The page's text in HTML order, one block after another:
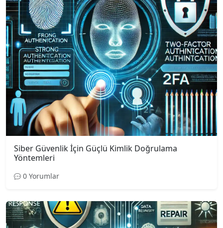
Siber Güvenlik İçin Güçlü Kimlik Doğrulama
Yöntemleri
0 Yorumlar